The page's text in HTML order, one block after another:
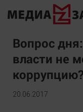
Новости
Экономика
Происшествия
Общество
Вопрос
власти не
коррупцию?
20.06.2017